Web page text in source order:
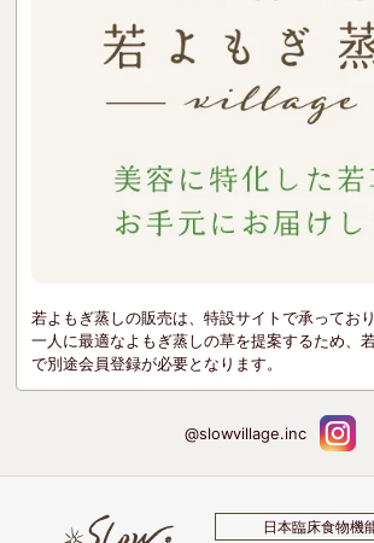
若よもぎ蒸しの販売は、特設サイトで承ってお
一人に最適なよもぎ蒸しの草を提案するため、
で別途会員登録が必要となります。
@slowvillage.inc
日本臨床食物機